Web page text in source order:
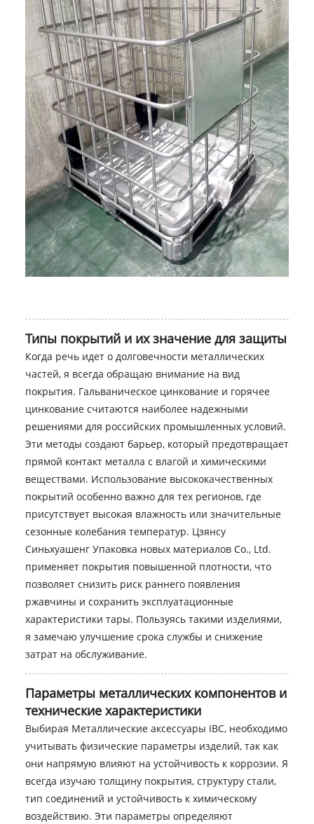
Типы покрытий и их значение для защиты
Когда речь идет о долговечности металлических
частей, я всегда обращаю внимание на вид
покрытия. Гальваническое цинкование и горячее
цинкование считаются наиболее надежными
решениями для российских промышленных условий.
Эти методы создают барьер, который предотвращает
прямой контакт металла с влагой и химическими
веществами. Использование высококачественных
покрытий особенно важно для тех регионов, где
присутствует высокая влажность или значительные
сезонные колебания температур. Цзянсу
Синьхуашенг Упаковка новых материалов Co., Ltd.
применяет покрытия повышенной плотности, что
позволяет снизить риск раннего появления
ржавчины и сохранить эксплуатационные
характеристики тары. Пользуясь такими изделиями,
я замечаю улучшение срока службы и снижение
затрат на обслуживание.
Параметры металлических компонентов и
технические характеристики
Выбирая Металлические аксессуары IBC, необходимо
учитывать физические параметры изделий, так как
они напрямую влияют на устойчивость к коррозии. Я
всегда изучаю толщину покрытия, структуру стали,
тип соединений и устойчивость к химическому
воздействию. Эти параметры определяют